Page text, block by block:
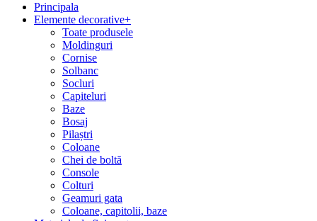
Principala
Elemente decorative+
Toate produsele
Moldinguri
Cornise
Solbanc
Socluri
Capiteluri
Baze
Bosaj
Pilaștri
Coloane
Chei de boltă
Console
Colturi
Geamuri gata
Coloane, capitolii, baze